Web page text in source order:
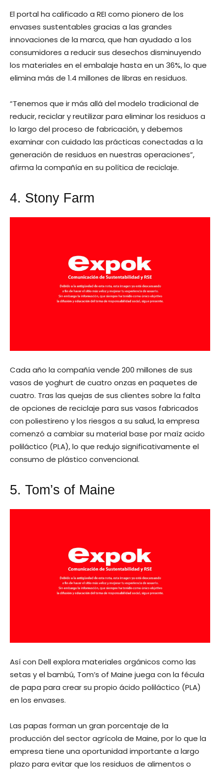
El portal ha calificado a REI como pionero de los
envases sustentables gracias a las grandes
innovaciones de la marca, que han ayudado a los
consumidores a reducir sus desechos disminuyendo
los materiales en el embalaje hasta en un 36%, lo que
elimina más de 1.4 millones de libras en residuos.
“Tenemos que ir más allá del modelo tradicional de
reducir, reciclar y reutilizar para eliminar los residuos a
lo largo del proceso de fabricación, y debemos
examinar con cuidado las prácticas conectadas a la
generación de residuos en nuestras operaciones”,
afirma la compañía en su política de reciclaje.
4. Stony Farm
Cada año la compañía vende 200 millones de sus
vasos de yoghurt de cuatro onzas en paquetes de
cuatro. Tras las quejas de sus clientes sobre la falta
de opciones de reciclaje para sus vasos fabricados
con poliestireno y los riesgos a su salud, la empresa
comenzó a cambiar su material base por maíz acido
poliláctico (PLA), lo que redujo significativamente el
consumo de plástico convencional.
5. Tom’s of Maine
Así con Dell explora materiales orgánicos como las
setas y el bambú, Tom’s of Maine juega con la fécula
de papa para crear su propio ácido poliláctico (PLA)
en los envases.
Las papas forman un gran porcentaje de la
producción del sector agrícola de Maine, por lo que la
empresa tiene una oportunidad importante a largo
plazo para evitar que los residuos de alimentos o